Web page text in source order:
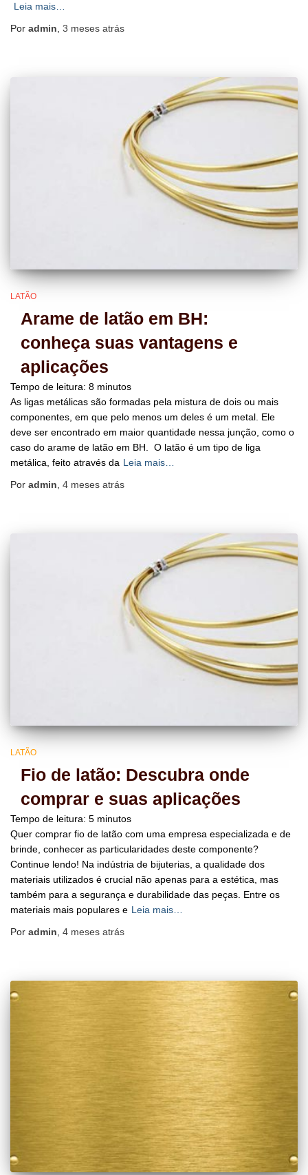
Leia mais…
Por admin, 3 meses atrás
LATÃO
Arame de latão em BH:
conheça suas vantagens e
aplicações
Tempo de leitura: 8 minutos
As ligas metálicas são formadas pela mistura de dois ou mais
componentes, em que pelo menos um deles é um metal. Ele
deve ser encontrado em maior quantidade nessa junção, como o
caso do arame de latão em BH. O latão é um tipo de liga
metálica, feito através da Leia mais…
Por admin 4 meses atrás
LATÃO
Fio de latão: Descubra onde
comprar e suas aplicações
Tempo de leitura: 5 minutos
Quer comprar fio de latão com uma empresa especializada e de
brinde, conhecer as particularidades deste componente?
Continue lendo! Na indústria de bijuterias, a qualidade dos
materiais utilizados é crucial não apenas para a estética, mas
também para a segurança e durabilidade das peças. Entre os
materiais mais populares e Leia mais…
Por admin 4 meses atrás